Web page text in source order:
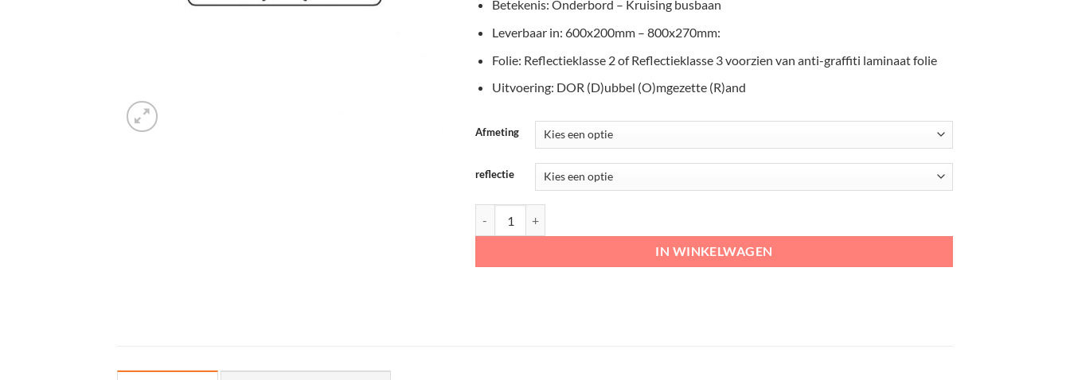
Betekenis: Onderbord – Kruising busbaan
Leverbaar in: 600x200mm – 800x270mm:
Folie: Reflectieklasse 2 of Reflectieklasse 3 voorzien van anti-graffiti laminaat folie
Uitvoering: DOR (D)ubbel (O)mgezette (R)and
Afmeting
reflectie
IN WINKELWAGEN